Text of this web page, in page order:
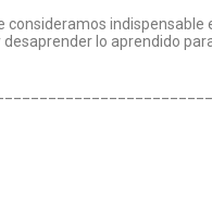
consideramos indispensable
lo aprendido